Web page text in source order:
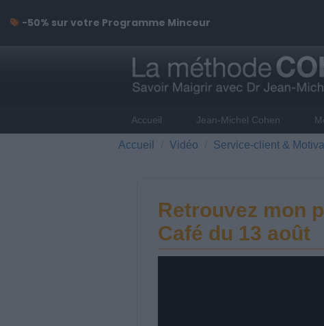
Accueil Jean-Michel Cohen
Accueil Vidéo Service-client &
Retrouvez mon
Café du 13 août
-50% sur votre Programme Minceur